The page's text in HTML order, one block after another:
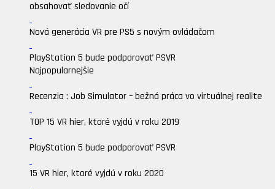
obsahovať sledovanie očí
Nová generácia VR pre PS5 s novým ovládačom
PlayStation 5 bude podporovať PSVR
Najpopularnejšie
Recenzia : Job Simulator – bežná práca vo virtuálnej realite
TOP 15 VR hier, ktoré vyjdú v roku 2019
PlayStation 5 bude podporovať PSVR
15 VR hier, ktoré vyjdú v roku 2020